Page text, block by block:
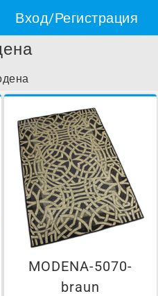
Вход/Регистрация
MODENA-5070-
braun